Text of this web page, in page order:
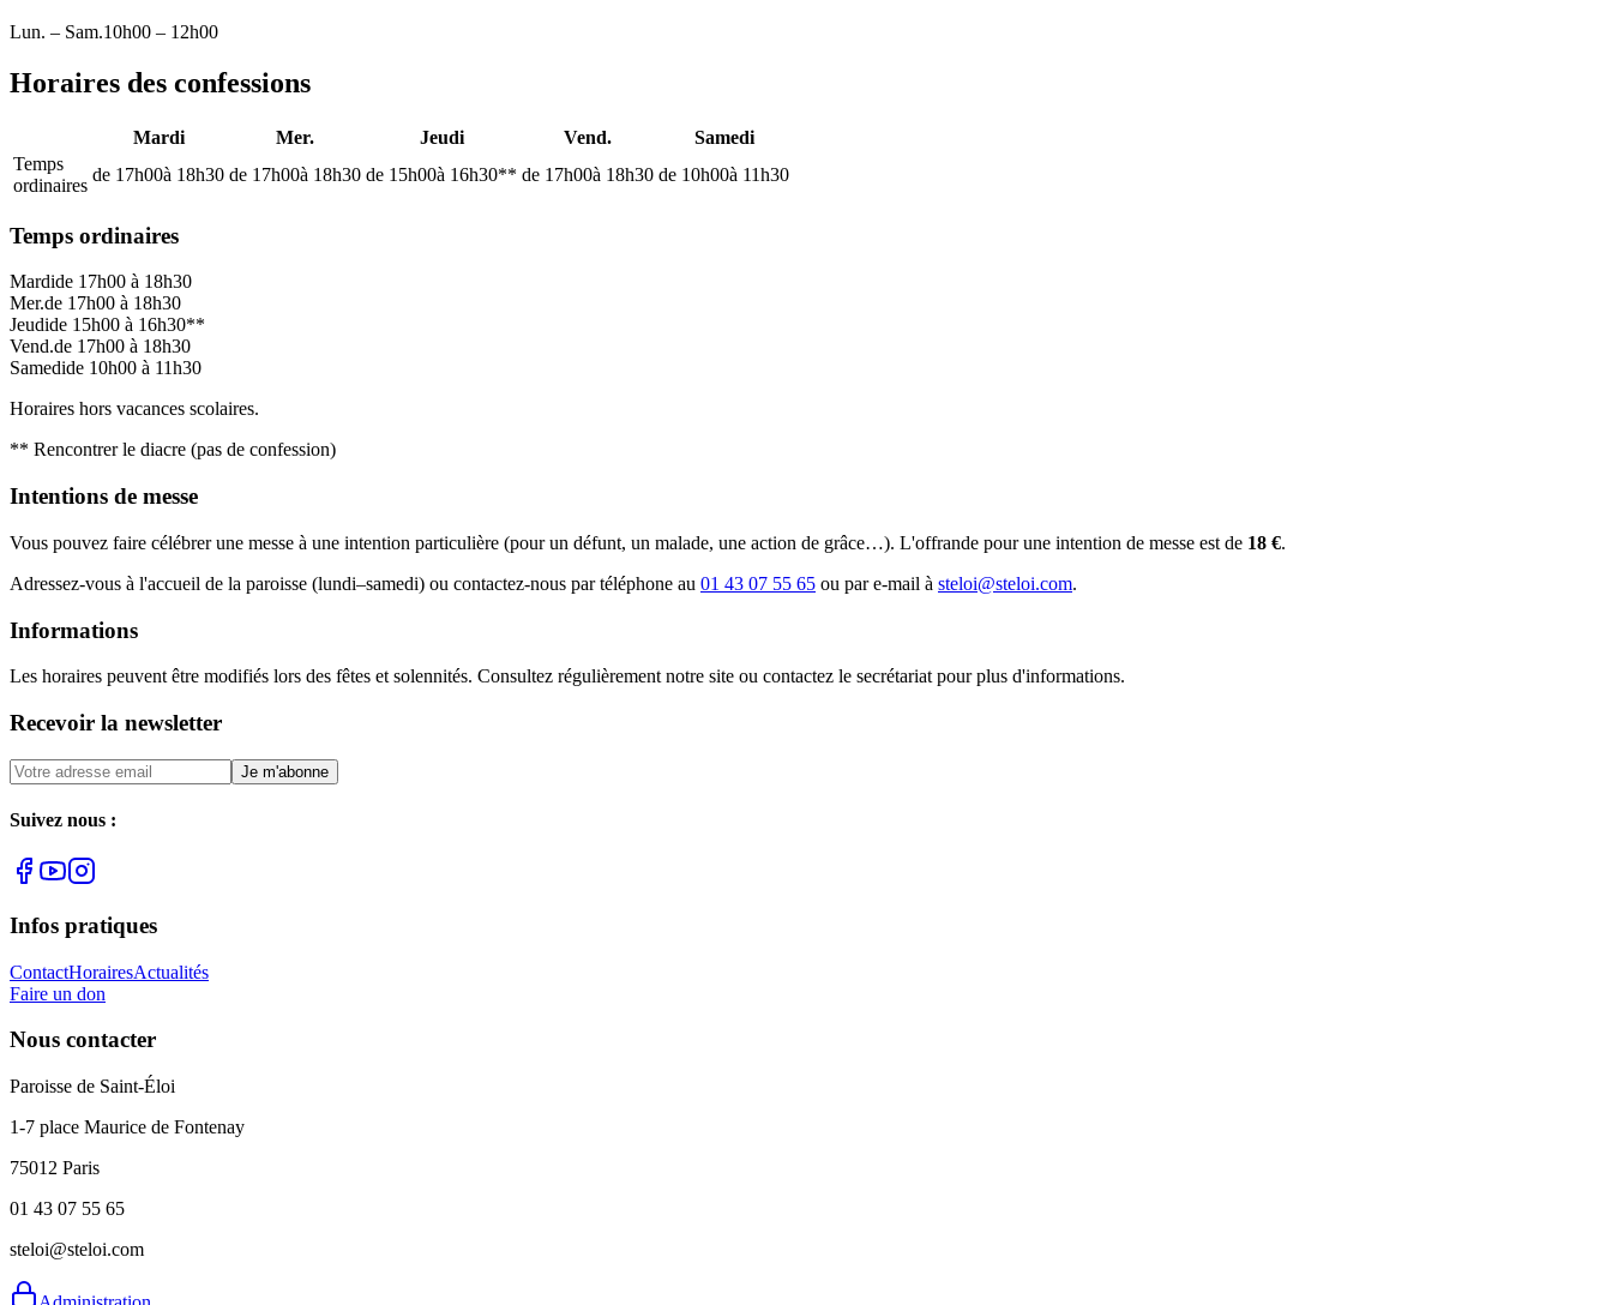
Lun. – Sam.10h00 – 12h00
Horaires des confessions
Mardi Mer. Jeudi Vend.
Samedi
Temps
ordinaires
de 17h00à 18h30 de 17h00à 18h30 de 15h00à 16h30** de 17h00à 18h30 de 10h00à 11h30
Temps ordinaires
Mardide 17h00 à 18h30
Mer.de 17h00 à 18h30
Jeudide 15h00 à 16h30**
Vend.de 17h00 à 18h30
Samedide 10h00 à 11h30
Horaires hors vacances scolaires.
** Rencontrer le diacre (pas de confession)
Intentions de messe
Vous pouvez faire célébrer une messe à une intention particulière (pour un défunt, un malade, une action de grâce…). L'offrande pour une intention de messe est de 18 €.
Adressez-vous à l'accueil de la paroisse (lundi–samedi) ou contactez-nous par téléphone au 01 43 07 55 65 ou par e-mail à steloi@steloi.com.
Informations
Les horaires peuvent être modifiés lors des fêtes et solennités. Consultez régulièrement notre site ou contactez le secrétariat pour plus d'informations.
Recevoir la newsletter
Je m'abonne
Suivez nous :
Infos pratiques
ContactHorairesActualités
Faire un don
Nous contacter
Paroisse de Saint-Éloi
1-7 place Maurice de Fontenay
75012 Paris
01 43 07 55 65
steloi@steloi.com